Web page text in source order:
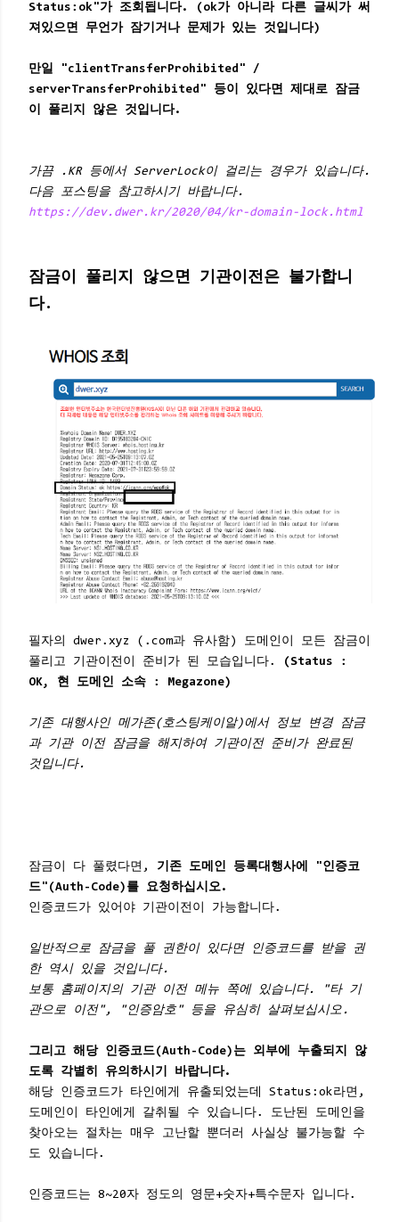
Status:ok"가 조회됩니다. (ok가 아니라 다른 글씨가 써
져있으면 무언가 잠기거나 문제가 있는 것입니다)
만일 "clientTransferProhibited" /
serverTransferProhibited " 등이 있다면 제대로 잠금
이 풀리지 않은 것입니다.
가끔 .KR 등에서 ServerLock이 걸리는 경우가 있습니다.
다음 포스팅을 참고하시기 바랍니다.
https://dev.dwer.kr/2020/04/kr-domain-lock.html
잠금이 풀리지 않으면 기관이전은 불가합니
다.
필자의 dwer.xyz (.com과 유사함) 도메인이 모든 잠금이
풀리고 기관이전이 준비가 된 모습입니다.
(Status :
OK, 현 도메인 소속 : Megazone)
기존 대행사인 메가존(호스팅케이알)에서 정보 변경 잠금
과 기관 이전 잠금을 해지하여 기관이전 준비가 완료된
것입니다.
잠금이 다 풀렸다면, 기존 도메인 등록대행사에 "인증코
드"(Auth-Code)를 요청하십시오.
인증코드가 있어야 기관이전이 가능합니다.
일반적으로 잠금을 풀 권한이 있다면 인증코드를 받을 권
한 역시 있을 것입니다.
보통 홈페이지의 기관 이전 메뉴 쪽에 있습니다. "타 기
관으로 이전", "인증암호" 등을 유심히 살펴보십시오.
그리고 해당 인증코드(Auth-Code)는 외부에 누출되지 않
도록 각별히 유의하시기 바랍니다.
해당 인증코드가 타인에게 유출되었는데 Status:ok라면,
도메인이 타인에게 갈취될 수 있습니다. 도난된 도메인을
찾아오는 절차는 매우 고난할 뿐더러 사실상 불가능할 수
도 있습니다.
인증코드는 8~20자 정도의 영문+숫자+특수문자 입니다.